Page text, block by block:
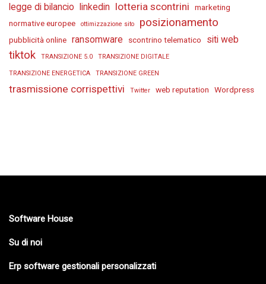
legge di bilancio linkedin lotteria scontrini
marketing
normative europee
ottimizzazione sito posizionamento
pubblicità online ransomware scontrino telematico siti web
tiktok TRANSIZIONE 5.0 TRANSIZIONE DIGITALE
TRANSIZIONE ENERGETICA TRANSIZIONE GREEN
trasmissione corrispettivi Twitter web reputation Wordpress
Software House
Su di noi
Erp software gestionali personalizzati